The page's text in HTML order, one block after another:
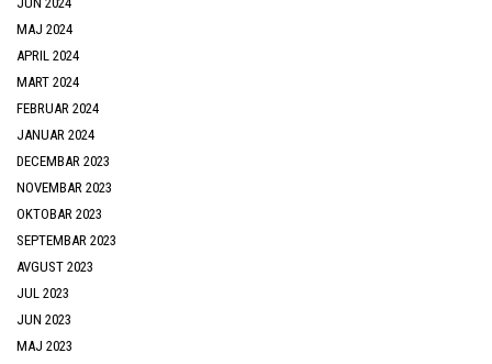
MAJ 2024
APRIL 2024
MART 2024
FEBRUAR 2024
JANUAR 2024
DECEMBAR 2023
NOVEMBAR 2023
OKTOBAR 2023
SEPTEMBAR 2023
AVGUST 2023
JUL 2023
JUN 2023
MAJ 2023